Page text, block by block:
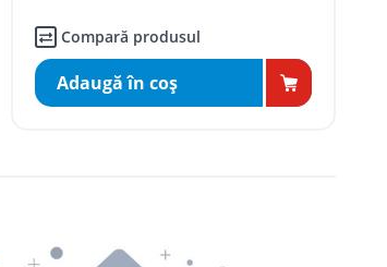
Compară produsul
Adaugă în coş